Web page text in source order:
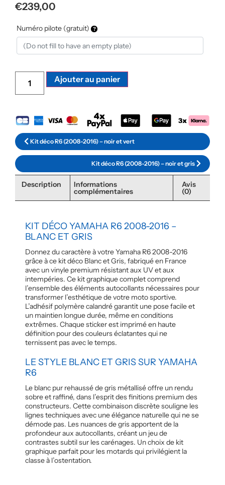
€239,00
Numéro pilote (gratuit)
Ajouter au panier
Kit déco R6 (2008-2016) – noir et vert
Kit déco R6 (2008-2016) – noir et gris
Description Informations
complémentaires
Avis
(0)
KIT DÉCO YAMAHA R6 2008-2016 –
BLANC ET GRIS
Donnez du caractère à votre Yamaha R6 2008-2016
grâce à ce kit déco Blanc et Gris, fabriqué en France
avec un vinyle premium résistant aux UV et aux
intempéries. Ce kit graphique complet comprend
l’ensemble des éléments autocollants nécessaires pour
transformer l’esthétique de votre moto sportive.
L’adhésif polymère calandré garantit une pose facile et
un maintien longue durée, même en conditions
extrêmes. Chaque sticker est imprimé en haute
définition pour des couleurs éclatantes qui ne
ternissent pas avec le temps.
LE STYLE BLANC ET GRIS SUR YAMAHA
R6
Le blanc pur rehaussé de gris métallisé offre un rendu
sobre et raffiné, dans l’esprit des finitions premium des
constructeurs. Cette combinaison discrète souligne les
lignes techniques avec une élégance naturelle qui ne se
démode pas. Les nuances de gris apportent de la
profondeur aux autocollants, créant un jeu de
contrastes subtil sur les carénages. Un choix de kit
graphique parfait pour les motards qui privilégient la
classe à l’ostentation.